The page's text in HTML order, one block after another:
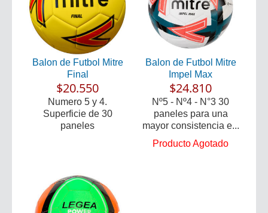
Balon de Futbol Mitre
Final
$20.550
Numero 5 y 4.
Superficie de 30
paneles
Balon de Futbol Mitre
Impel Max
$24.810
Nº5 - Nº4 - N°3 30
paneles para una
mayor consistencia e...
Producto Agotado